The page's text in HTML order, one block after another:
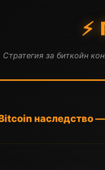
Стратегия за биткойн
наследство